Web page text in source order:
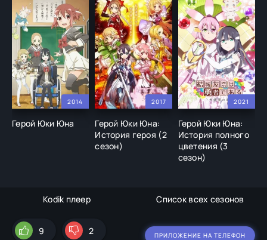
2014
Герой Юки Юна
2017
Герой Юки Юна:
История героя (2
сезон)
2021
Герой Юки Юна:
История полного
цветения (3
сезон)
Kodik плеер Список всех сезонов
9 2 ПРИЛОЖЕНИЕ НА ТЕЛЕФОН